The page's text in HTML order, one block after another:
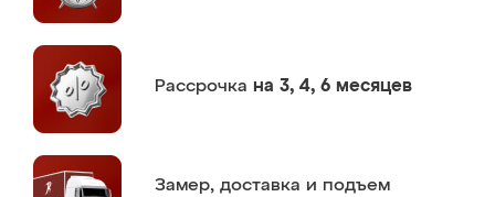
Рассрочка на 3, 4, 6 месяцев
Замер, доставка и подъем